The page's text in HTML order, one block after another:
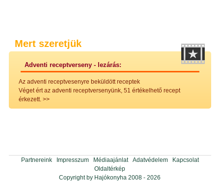
Köretek
Klasszikus főzelékek
Zöldséges ételek
Hidegkonyhai készítmények
Főtt tészták
Zsiradékban sült tészták
Sütőben sült tészták
Házi befőzés
Pácok
Fűszerkeverékek, ízesítők
Mert szeretjük
Adventi receptverseny - lezárás:
Az adventi receptvesenyre beküldött receptek
Véget ért az adventi receptversenyünk, 51 értékelhető recept
érkezett. >>
Partnereink Impresszum Médiaajánlat Adatvédelem
Kapcsolat
Oldaltérkép
Copyright by Hajókonyha 2008 - 2026